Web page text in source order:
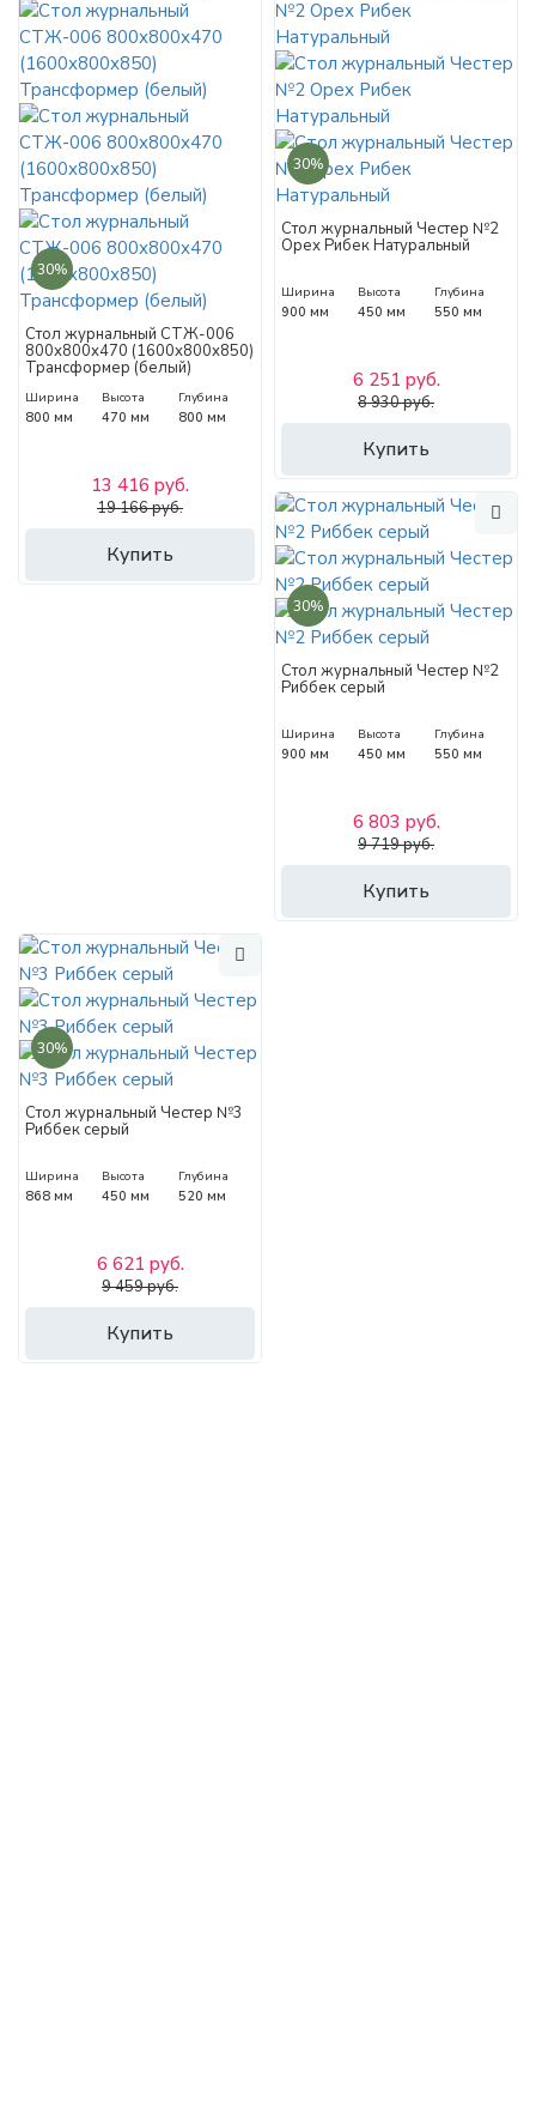
30%
Стол журнальный СТЖ-006
800х800х470 (1600х800х850)
Трансформер (белый)
Ширина
800 мм
Высота
470 мм
Глубина
800 мм
Купить
13 416 руб.
19 166 руб.
30%
Стол журнальный Честер №2
Орех Рибек Натуральный
Ширина
900 мм
Высота
450 мм
Глубина
550 мм
Купить
6 251 руб.
8 930 руб.
30%
Стол журнальный Честер №2
Риббек серый
Ширина
900 мм
Высота
450 мм
Глубина
550 мм
Купить
6 803 руб.
9 719 руб.
30%
Стол журнальный Честер №3
Риббек серый
Ширина
868 мм
Высота
450 мм
Глубина
520 мм
Купить
6 621 руб.
9 459 руб.